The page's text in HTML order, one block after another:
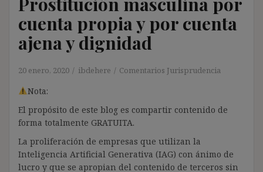
cuenta propia y por cuenta
ajena y dignidad
20 enero, 2020 ibdehere Comentarios Jurisprudencia
Nota:
El propósito de este blog es compartir contenido de
forma totalmente GRATUITA.
La proliferación de empresas que utilizan la
Inteligencia Artificial Generativa (IAG) con ánimo de
lucro y que se apropian del contenido de terceros sin